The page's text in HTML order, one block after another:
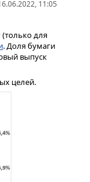
11:05
для
. Доля бумаги
выпуск
целей.